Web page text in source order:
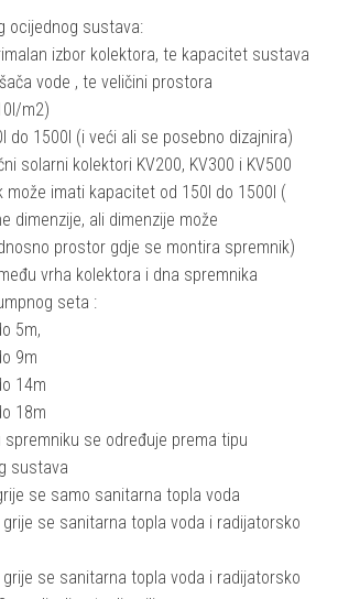
ocijednog sustava:
izbor kolektora, te kapacitet sustava
vode , te veličini prostora
m2)
do 1500l (i veći ali se posebno dizajnira)
solarni kolektori KV200, KV300 i KV500
može imati kapacitet od 150l do 1500l (
dimenzije, ali dimenzije može
prostor gdje se montira spremnik)
vrha kolektora i dna spremnika
seta :
5m,
9m
14m
18m
spremniku se određuje prema tipu
sustava
se samo sanitarna topla voda
se sanitarna topla voda i radijatorsko
se sanitarna topla voda i radijatorsko